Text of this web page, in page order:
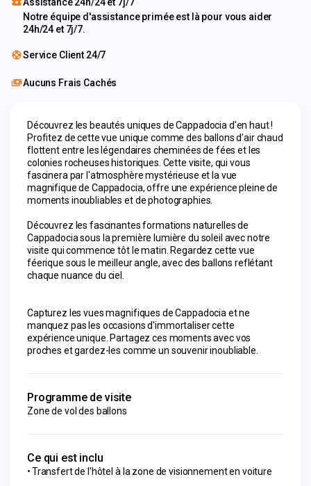
Notre équipe d'assistance primée est là pour vous aider
24h/24 et 7j/7.
Service Client 24/7
Aucuns Frais Cachés
Découvrez les beautés uniques de Cappadocia d'en haut !
Profitez de cette vue unique comme des ballons d'air chaud
flottent entre les légendaires cheminées de fées et les
colonies rocheuses historiques. Cette visite, qui vous
fascinera par l'atmosphère mystérieuse et la vue
magnifique de Cappadocia, offre une expérience pleine de
moments inoubliables et de photographies.
Découvrez les fascinantes formations naturelles de
Cappadocia sous la première lumière du soleil avec notre
visite qui commence tôt le matin. Regardez cette vue
féerique sous le meilleur angle, avec des ballons reflétant
chaque nuance du ciel.
Capturez les vues magnifiques de Cappadocia et ne
manquez pas les occasions d'immortaliser cette
expérience unique. Partagez ces moments avec vos
proches et gardez-les comme un souvenir inoubliable.
Programme de visite
Zone de vol des ballons
Ce qui est inclu
Transfert de l'hôtel à la zone de visionnement en voiture